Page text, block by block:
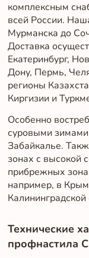
комплексным
всей России.
Мурманска до
Доставка
Екатеринбург,
Дону, Пермь,
регионы
Киргизии и
Особенно
суровыми
Забайкалье.
зонах с высокой
прибрежных
например, в
Калининградской
Технические
профнастила